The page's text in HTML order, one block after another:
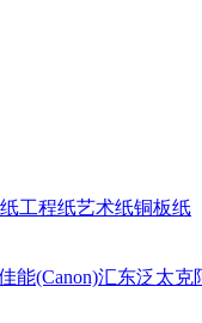
工程纸艺术纸铜板纸
能(Canon)汇东泛太克